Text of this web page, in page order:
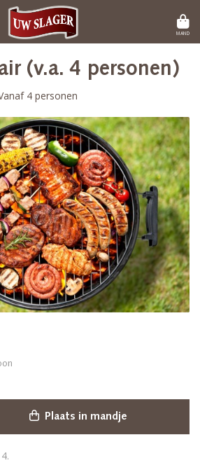
MAND
(v.a. 4 personen)
4 personen
Plaats in mandje